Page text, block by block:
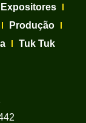
Expositores
Produção
Tuk Tuk